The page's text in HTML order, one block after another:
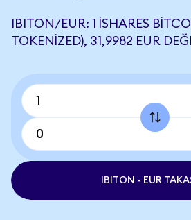
IBITON/EUR: 1 ISHARES
TOKENIZED), 31,9982 EUR
IBITON - EUR